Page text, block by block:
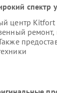
спектр
центр Kitfort